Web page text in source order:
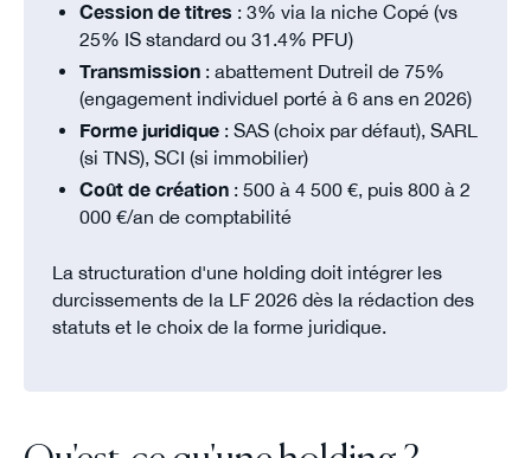
Cession de titres : 3% via la niche Copé (vs
25% IS standard ou 31.4% PFU)
Transmission : abattement Dutreil de 75%
(engagement individuel porté à 6 ans en 2026)
Forme juridique : SAS (choix par défaut), SARL
(si TNS), SCI (si immobilier)
Coût de création : 500 à 4 500 €, puis 800 à 2
000 €/an de comptabilité
La structuration d'une holding doit intégrer les
durcissements de la LF 2026 dès la rédaction des
statuts et le choix de la forme juridique.